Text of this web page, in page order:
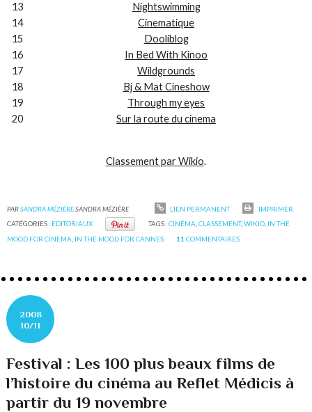
13
Nightswimming
14
Cinematique
15
Dooliblog
16
In Bed With Kinoo
17
Wildgrounds
18
Bj & Mat Cineshow
19
Through my eyes
20
Sur la route du cinema
Classement par Wikio.
PARSANDRA MÉZIÈRESANDRA MÉZIÈRE LIEN PERMANENT
IMPRIMER
CATÉGORIES : EDITORIAUX TAGS :CINÉMA CLASSEMENT,WIKIO, IN THE
MOOD FOR CINEMA IN THE MOOD FOR CANNES 11 COMMENTAIRES
2008
10/11
Festival : Les 100 plus beaux films de
l’histoire du cinéma au Reflet Médicis à
partir du 19 novembre